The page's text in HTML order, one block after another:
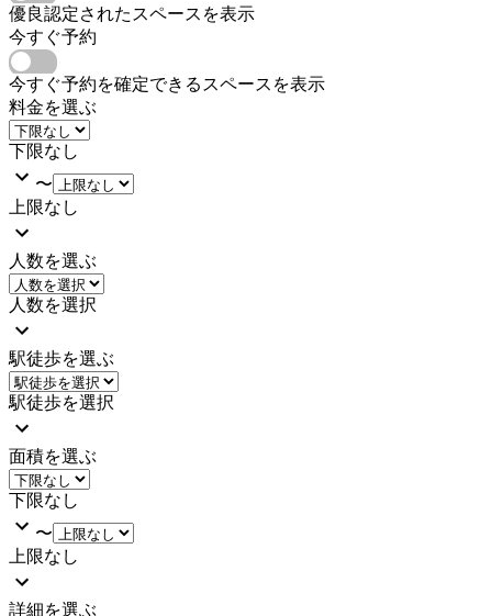
優良認定されたスペースを表示
今すぐ予約
今すぐ予約を確定できるスペースを表示
料金を選ぶ
下限なし
〜
上限なし
人数を選ぶ
人数を選択
駅徒歩を選ぶ
駅徒歩を選択
面積を選ぶ
下限なし
〜
上限なし
詳細を選ぶ